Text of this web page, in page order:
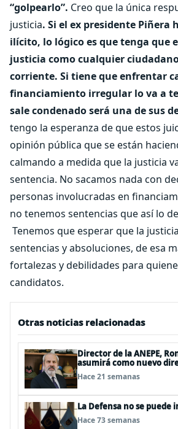
“golpearlo”. Creo que la única
justicia. Si el ex presidente Piñera
ilícito, lo lógico es que tenga que
justicia como cualquier
corriente. Si tiene que enfrentar
financiamiento irregular lo va a
sale condenado será una de sus
tengo la esperanza de que estos
opinión pública que se están
calmando a medida que la justicia
sentencia. No sacamos nada con
personas involucradas en
no tenemos sentencias que así lo
Tenemos que esperar que la
sentencias y absoluciones, de esa
fortalezas y debilidades para
candidatos.
Otras noticias relacionadas
Director de la ANEPE,
asumirá como nuevo
Hace 21 semanas
La Defensa no se puede
Hace 73 semanas